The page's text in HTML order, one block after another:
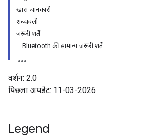
खास जानकारी
शब्दावली
ज़रूरी शर्तें
Bluetooth की सामान्य ज़रूरी शर्तें
वर्शन: 2.0
पिछला अपडेट: 11-03-2026
Legend